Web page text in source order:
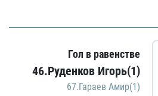
Гол в равенстве
46.Руденков Игорь(1)
67.Гараев Амир(1)